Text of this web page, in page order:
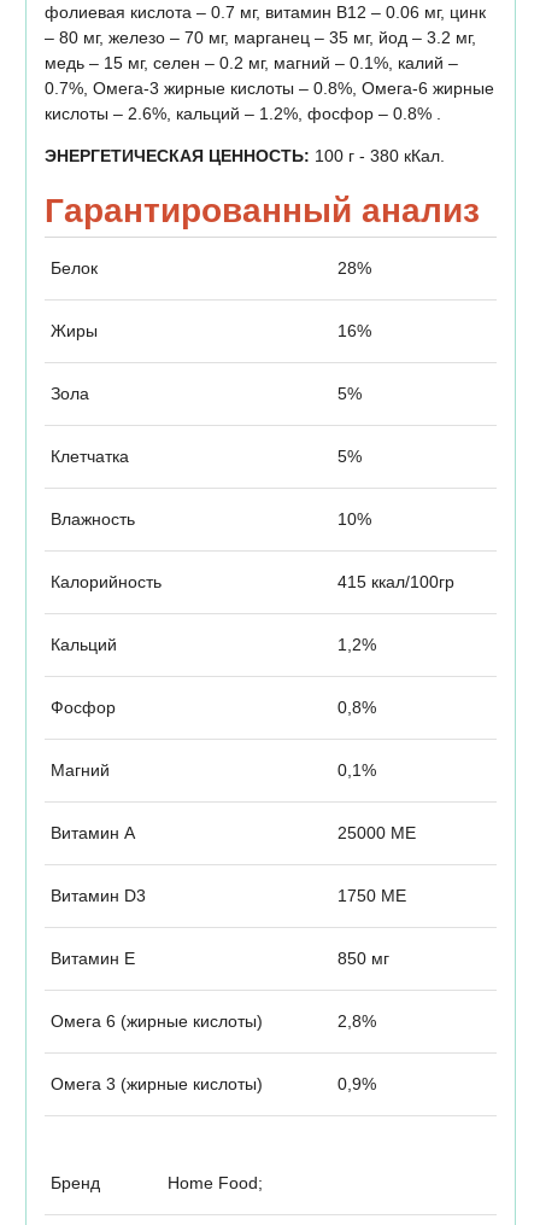
фолиевая кислота – 0.7 мг, витамин В12 – 0.06 мг, цинк
– 80 мг, железо – 70 мг, марганец – 35 мг, йод – 3.2 мг,
медь – 15 мг, селен – 0.2 мг, магний – 0.1%, калий –
0.7%, Омега-3 жирные кислоты – 0.8%, Омега-6 жирные
кислоты – 2.6%, кальций – 1.2%, фосфор – 0.8% .
ЭНЕРГЕТИЧЕСКАЯ ЦЕННОСТЬ: 100 г - 380 кКал.
Гарантированный анализ
Белок 28%
Жиры 16%
Зола 5%
Клетчатка 5%
Влажность 10%
Калорийность 415 ккал/100гр
Кальций 1,2%
Фосфор 0,8%
Магний 0,1%
Витамин А 25000 МЕ
Витамин D3 1750 МЕ
Витамин Е 850 мг
Омега 6 (жирные кислоты) 2,8%
Омега 3 (жирные кислоты) 0,9%
Бренд Home Food;